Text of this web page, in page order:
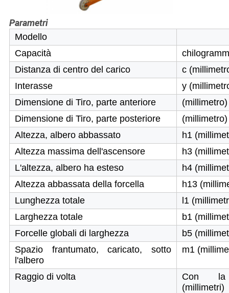
Parametri
Modello
Capacità
Distanza di centro del carico
c
Interasse
y
Dimensione di Tiro, parte anteriore
(millimetro)
Dimensione di Tiro, parte posteriore
(millimetro)
Altezza, albero abbassato
h1
Altezza massima dell'ascensore
h3
L'altezza, albero ha esteso
h4
Altezza abbassata della forcella
h13
Lunghezza totale
l1
Larghezza totale
b1
Forcelle globali di larghezza
b5
Spazio frantumato, caricato, sotto
l'albero
m1
Raggio di volta
Con
(millimetri)